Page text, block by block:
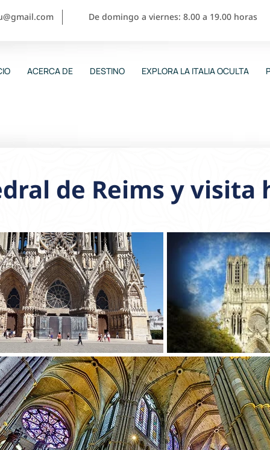
De domingo a viernes: 8.00 a 19.00 horas
ACERCA DE DESTINO EXPLORA LA ITALIA OCULTA
de Reims y visita